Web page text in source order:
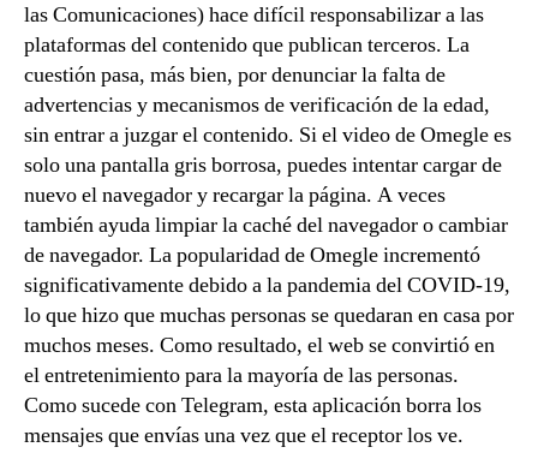
las Comunicaciones) hace difícil responsabilizar a las
plataformas del contenido que publican terceros. La
cuestión pasa, más bien, por denunciar la falta de
advertencias y mecanismos de verificación de la edad,
sin entrar a juzgar el contenido. Si el video de Omegle es
solo una pantalla gris borrosa, puedes intentar cargar de
nuevo el navegador y recargar la página. A veces
también ayuda limpiar la caché del navegador o cambiar
de navegador. La popularidad de Omegle incrementó
significativamente debido a la pandemia del COVID-19,
lo que hizo que muchas personas se quedaran en casa por
muchos meses. Como resultado, el web se convirtió en
el entretenimiento para la mayoría de las personas.
Como sucede con Telegram, esta aplicación borra los
mensajes que envías una vez que el receptor los ve.